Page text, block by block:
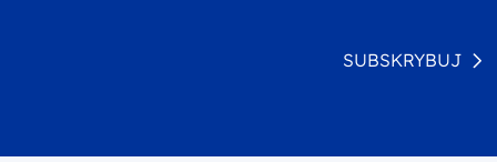
SUBSKRYBUJ